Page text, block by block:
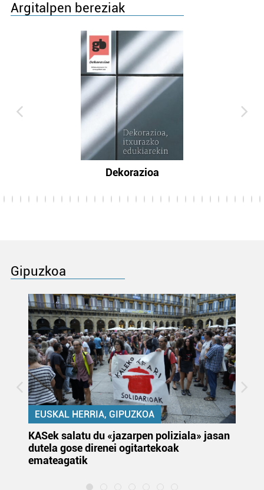
Argitalpen bereziak
Dekorazioa
Gipuzkoa
EUSKAL HERRIA, GIPUZKOA
KASek salatu du «jazarpen poliziala» jasan
dutela gose direnei ogitartekoak
emateagatik